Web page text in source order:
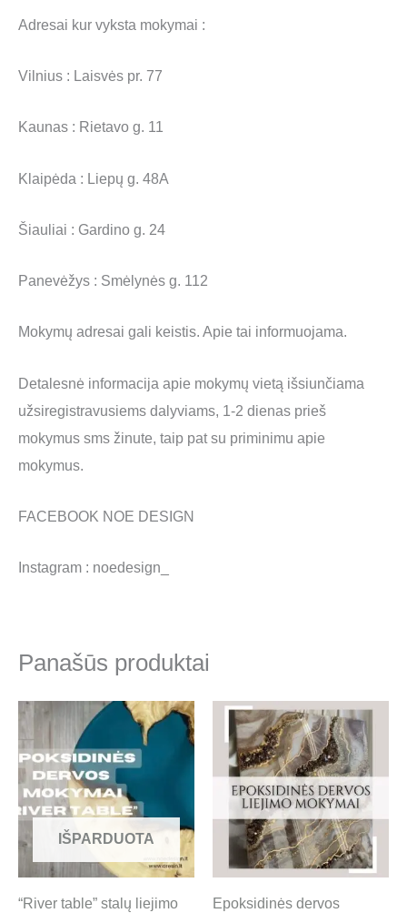
Adresai kur vyksta mokymai :
Vilnius : Laisvės pr. 77
Kaunas : Rietavo g. 11
Klaipėda : Liepų g. 48A
Šiauliai : Gardino g. 24
Panevėžys : Smėlynės g. 112
Mokymų adresai gali keistis. Apie tai informuojama.
Detalesnė informacija apie mokymų vietą išsiunčiama
užsiregistravusiems dalyviams, 1-2 dienas prieš
mokymus sms žinute, taip pat su priminimu apie
mokymus.
FACEBOOK NOE DESIGN
Instagram : noedesign_
Panašūs produktai
IŠPARDUOTA
“River table” stalų liejimo
Price
range:
120.00 €
through
This
product
multiple
variants.
options
mayEpoksidinės dervos
Price
range:
130.00 €
through
200.00 €